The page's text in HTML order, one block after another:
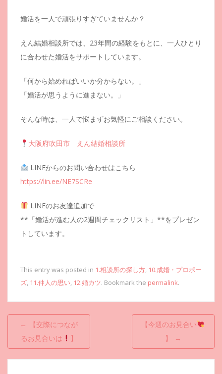
婚活を一人で頑張りすぎていませんか？
えん結婚相談所では、23年間の経験をもとに、一人ひとり
に合わせた婚活をサポートしています。
「何から始めればいいか分からない。」
「婚活が思うように進まない。」
そんな時は、一人で悩まずお気軽にご相談ください。
大阪府吹田市 えん結婚相談所
LINEからのお問い合わせはこちら
https://lin.ee/NE7SCRe
LINEのお友達追加で
**「婚活が進む人の2週間チェックリスト」**をプレゼン
トしています。
This entry was posted in 1.相談所の探し方, 10.成婚・プロポー
ズ, 11.仲人の思い, 12.婚カツ. Bookmark the permalink.
投
ナ
←
【交際につなが
るお見合いは
】
【今週のお見合い
】
→